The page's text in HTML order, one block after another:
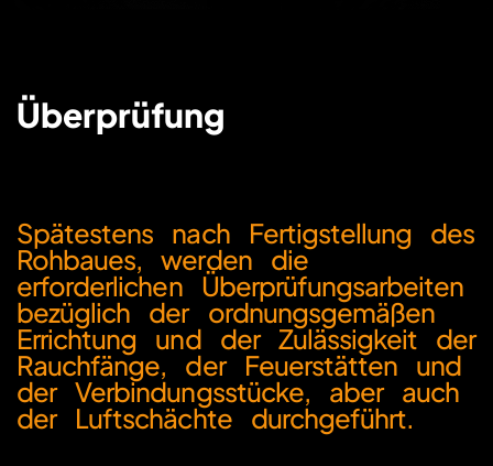
Überprüfung
Spätestens nach Fertigstellung des
Rohbaues, werden die
erforderlichen Überprüfungsarbeiten
bezüglich der ordnungsgemäßen
Errichtung und der Zulässigkeit der
Rauchfänge, der Feuerstätten und
der Verbindungsstücke, aber auch
der Luftschächte durchgeführt.